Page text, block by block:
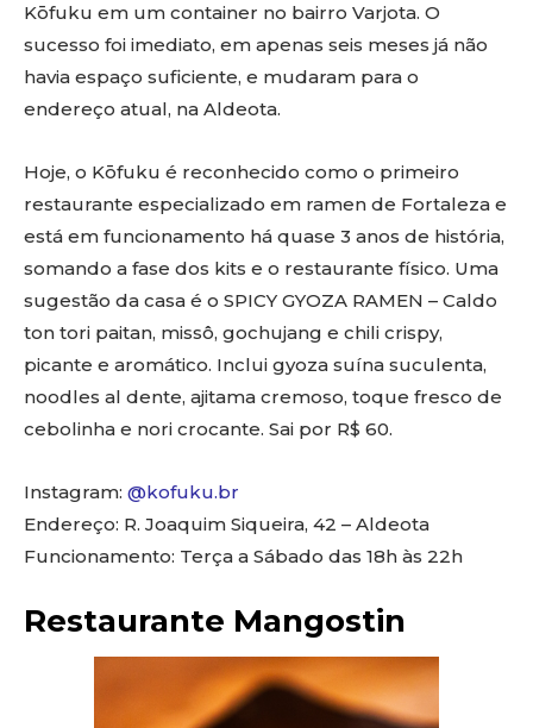
Kōfuku em um container no bairro Varjota. O
sucesso foi imediato, em apenas seis meses já não
havia espaço suficiente, e mudaram para o
endereço atual, na Aldeota.
Hoje, o Kōfuku é reconhecido como o primeiro
restaurante especializado em ramen de Fortaleza e
está em funcionamento há quase 3 anos de história,
somando a fase dos kits e o restaurante físico. Uma
sugestão da casa é o SPICY GYOZA RAMEN – Caldo
ton tori paitan, missô, gochujang e chili crispy,
picante e aromático. Inclui gyoza suína suculenta,
noodles al dente, ajitama cremoso, toque fresco de
cebolinha e nori crocante. Sai por R$ 60.
Instagram: @kofuku.br
Endereço: R. Joaquim Siqueira, 42 – Aldeota
Funcionamento: Terça a Sábado das 18h às 22h
Restaurante Mangostin